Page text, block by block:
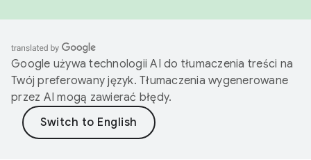
Google używa technologii AI do tłumaczenia treści na
Twój preferowany język. Tłumaczenia wygenerowane
przez AI mogą zawierać błędy.